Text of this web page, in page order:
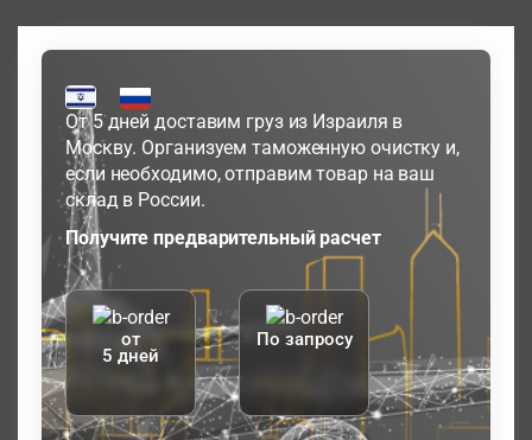
От 5 дней доставим груз из Израиля в
Москву. Организуем таможенную очистку и,
если необходимо, отправим товар на ваш
склад в России.
Получите предварительный расчет
от
5 дней
По запросу